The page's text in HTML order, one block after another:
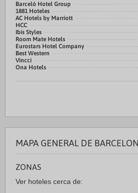
Barceló Hotel Group
1881 Hoteles
AC Hotels by Marriott
HCC
Ibis Styles
Room Mate Hotels
Eurostars Hotel Company
Best Western
Vincci
Ona Hotels
MAPA GENERAL DE
ZONAS
Ver hoteles cerca de: